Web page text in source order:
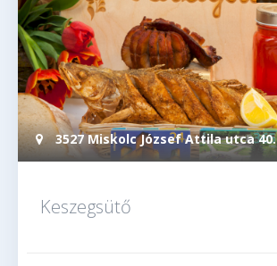
3527 Miskolc József Attila utca 40.
Keszegsütő